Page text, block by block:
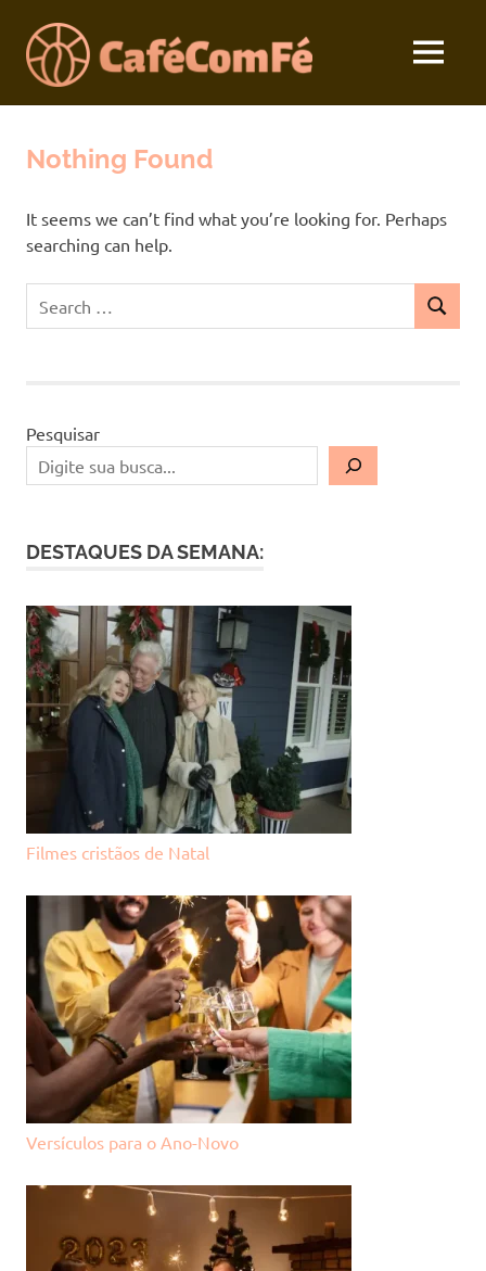
content
Café
com
Fé
MENU
Nothing Found
It seems we can’t find what you’re looking for. Perhaps
searching can help.
for:
SEARCH
Pesquisar
DESTAQUES DA SEMANA:
Filmes cristãos de Natal
Versículos para o Ano-Novo